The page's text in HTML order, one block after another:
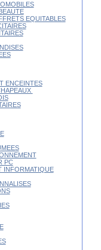
EQUITABLES
ENCEINTES
PC
INFORMATIQUE